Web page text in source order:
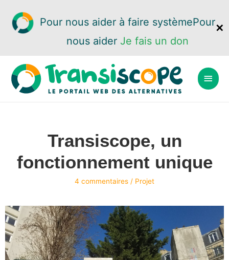
Pour nous aider à faire systèmePour
nous aider Je fais un don
✕
Transiscope, un
fonctionnement unique
4 commentaires / Projet